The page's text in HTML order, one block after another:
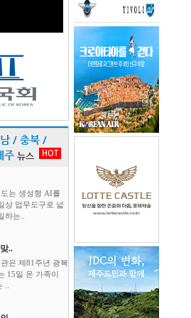
/ 충북 /
주 뉴스 HOT
는 생성형 AI를
상 업무도구로 넓
하는..
..
은 제81주년 광복
15일 온 가족이